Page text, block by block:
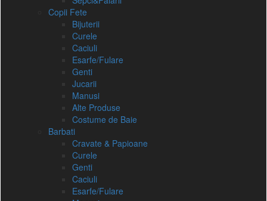
Copii Fete
Bijuterii
Curele
Caciuli
Esarfe/Fulare
Genti
Jucarii
Manusi
Alte Produse
Costume de Baie
Barbati
Cravate & Papioane
Curele
Genti
Caciuli
Esarfe/Fulare